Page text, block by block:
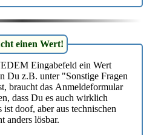
einen Wert!
Eingabefeld ein Wert
Du z.B. unter "Sonstige Fragen
braucht das Anmeldeformular
dass Du es auch wirklich
ist doof, aber aus technischen
anders lösbar.